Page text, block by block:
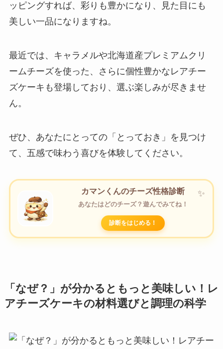
ッピングすれば、彩りも豊かになり、見た目にも
美しい一品になりますね。
最近では、キャラメルや北海道産プレミアムクリ
ームチーズを使った、さらに個性豊かなレアチー
ズケーキも登場しており、選ぶ楽しみが尽きませ
ん。
ぜひ、あなたにとっての「とっておき」を見つけ
て、五感で味わう喜びを体験してください。
カマンくんのチーズ性格診断
あなたはどのチーズ？遊んでみてね！
診断をはじめる！
「なぜ？」が分かるともっと美味しい！レ
アチーズケーキの材料選びと調理の科学